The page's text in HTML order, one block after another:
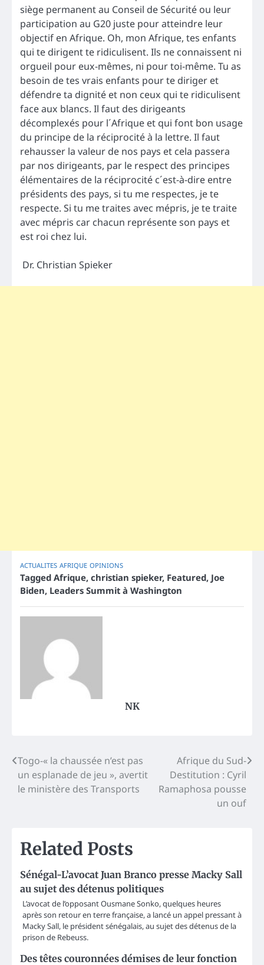
siège permanent au Conseil de Sécurité ou leur
participation au G20 juste pour atteindre leur
objectif en Afrique. Oh, mon Afrique, tes enfants
qui te dirigent te ridiculisent. Ils ne connaissent ni
orgueil pour eux-mêmes, ni pour toi-même. Tu as
besoin de tes vrais enfants pour te diriger et
défendre ta dignité et non ceux qui te ridiculisent
face aux blancs. Il faut des dirigeants
décomplexés pour l´Afrique et qui font bon usage
du principe de la réciprocité à la lettre. Il faut
rehausser la valeur de nos pays et cela passera
par nos dirigeants, par le respect des principes
élémentaires de la réciprocité c´est-à-dire entre
présidents des pays, si tu me respectes, je te
respecte. Si tu me traites avec mépris, je te traite
avec mépris car chacun représente son pays et
est roi chez lui.
Dr. Christian Spieker
ACTUALITES AFRIQUE OPINIONS
Tagged Afrique, christian spieker, Featured, Joe
Biden, Leaders Summit à Washington
NK
Post
navigation
Togo-« la chaussée n’est pas
un esplanade de jeu », avertit
le ministère des Transports
Afrique du Sud-
Destitution : Cyril
Ramaphosa pousse
un ouf
Related Posts
Sénégal-L’avocat Juan Branco presse Macky Sall
au sujet des détenus politiques
L’avocat de l’opposant Ousmane Sonko, quelques heures
après son retour en terre française, a lancé un appel pressant à
Macky Sall, le président sénégalais, au sujet des détenus de la
prison de Rebeuss.
Des têtes couronnées démises de leur fonction